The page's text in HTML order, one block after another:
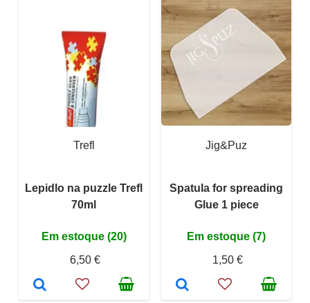
Trefl
Lepidlo na puzzle Trefl
70ml
Em estoque (20)
6,50 €
Jig&Puz
Spatula for spreading
Glue 1 piece
Em estoque (7)
1,50 €